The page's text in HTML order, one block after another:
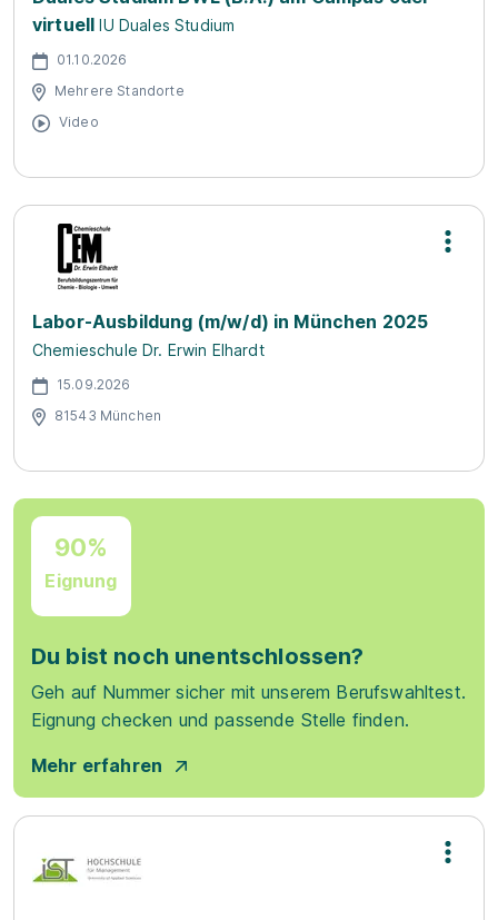
virtuell IU Duales Studium
01.10.2026
Mehrere Standorte
Video
Labor-Ausbildung (m/w/d) in München 2025
Chemieschule Dr. Erwin Elhardt
15.09.2026
81543 München
90%
Eignung
Du bist noch unentschlossen?
Geh auf Nummer sicher mit unserem Berufswahltest.
Eignung checken und passende Stelle finden.
Mehr erfahren